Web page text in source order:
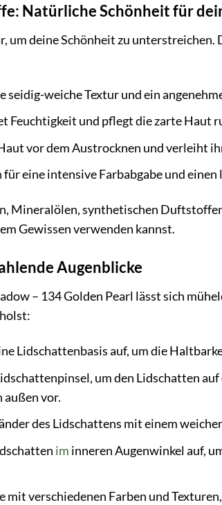
Natürliche Schönheit für
um deine Schönheit zu unterstreichen.
seidig-weiche Textur und ein
Feuchtigkeit und pflegt die zarte Haut
vor dem Austrocknen und verleiht
für eine intensive Farbabgabe und
Mineralölen, synthetischen
Gewissen verwenden kannst.
Augenblicke
– 134 Golden Pearl lässt sich
Lidschattenbasis auf, um die
um den Lidschatten
außen vor.
des Lidschattens mit einem
im inneren Augenwinkel auf,
mit verschiedenen Farben und